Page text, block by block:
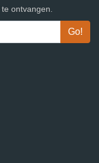
ontvangen.